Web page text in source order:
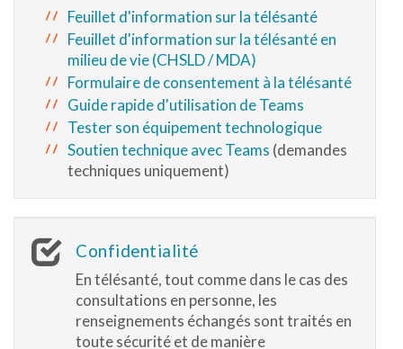
Feuillet d'information sur la télésanté
Feuillet d'information sur la télésanté en
milieu de vie (CHSLD / MDA)
Formulaire de consentement à la télésanté
Guide rapide d'utilisation de Teams
Tester son équipement technologique
Soutien technique avec Teams (demandes
techniques uniquement)
Confidentialité
En télésanté, tout comme dans le cas des
consultations en personne, les
renseignements échangés sont traités en
toute sécurité et de manière